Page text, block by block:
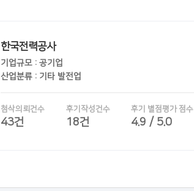
한국전력공사
기업규모 : 공기업
산업분류 : 기타 발전업
첨삭의뢰건수
43건
후기작성건수
18건
후기 별점평가 점수
4.9 / 5.0